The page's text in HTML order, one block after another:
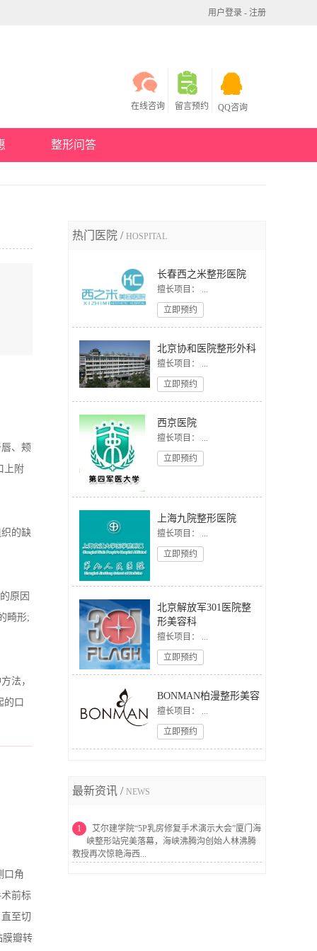
用户登录 - 注册
在线咨询 留言预约 QQ咨询
整形问答
、颊
上附
的缺
原因
畸形;
法，
的口
口角
前标
至切
膜瓣转
热门医院 / HOSPITAL
长春西之米整形医院
擅长项目： ...
立即预约
北京协和医院整形外科
擅长项目： ...
立即预约
西京医院
擅长项目： ...
立即预约
上海九院整形医院
擅长项目： ...
立即预约
北京解放军301医院整
形美容科
擅长项目： ...
立即预约
BONMAN柏漫整形美容
擅长项目： ...
立即预约
最新资讯 / NEWS
1
艾尔建学院“5P乳房修复手术演示大会”厦门海
峡整形站完美落幕，海峡沸腾沟创始人林沸腾
教授再次惊艳海西...